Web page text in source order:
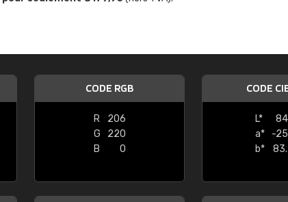
CODE RGB
R
206
G
220
B
0
CODE
L*
a*
-
b*
"Le site ne permet pas de
sont les produits
palettes de couleurs:
comprend pas qui est quoi.
bien passé et le produit